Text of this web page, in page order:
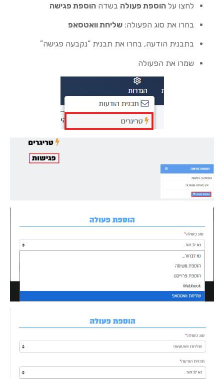
לחצו על הוספת פעולה בשדה הוספת פגישה
בחרו את סוג הפעולה: שליחת וואטסאפ
בתבנית הודעה, בחרו את תבנית “נקבעה פגישה”
שמרו את הפעולה